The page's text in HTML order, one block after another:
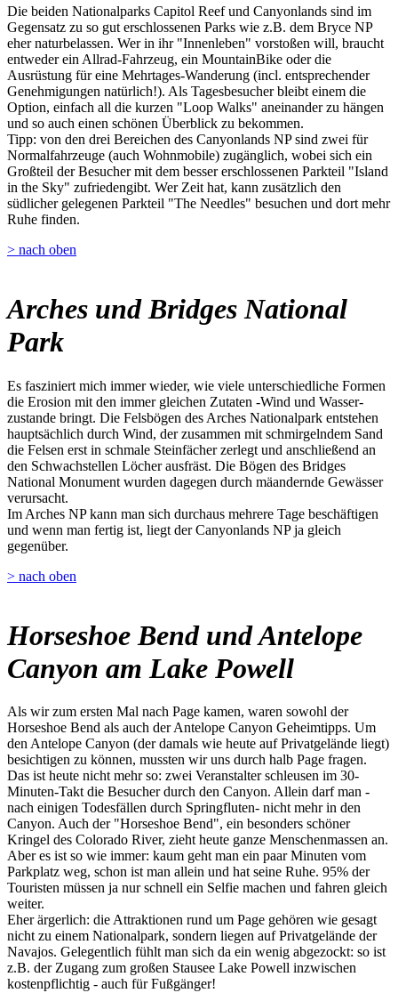
Die beiden Nationalparks Capitol Reef und Canyonlands sind im
Gegensatz zu so gut erschlossenen Parks wie z.B. dem Bryce NP
eher naturbelassen. Wer in ihr "Innenleben" vorstoßen will, braucht
entweder ein Allrad-Fahrzeug, ein MountainBike oder die
Ausrüstung für eine Mehrtages-Wanderung (incl. entsprechender
Genehmigungen natürlich!). Als Tagesbesucher bleibt einem die
Option, einfach all die kurzen "Loop Walks" aneinander zu hängen
und so auch einen schönen Überblick zu bekommen.
Tipp: von den drei Bereichen des Canyonlands NP sind zwei für
Normalfahrzeuge (auch Wohnmobile) zugänglich, wobei sich ein
Großteil der Besucher mit dem besser erschlossenen Parkteil "Island
in the Sky" zufriedengibt. Wer Zeit hat, kann zusätzlich den
südlicher gelegenen Parkteil "The Needles" besuchen und dort mehr
Ruhe finden.
> nach oben
Arches und Bridges National
Park
Es fasziniert mich immer wieder, wie viele unterschiedliche Formen
die Erosion mit den immer gleichen Zutaten -Wind und Wasser-
zustande bringt. Die Felsbögen des Arches Nationalpark entstehen
hauptsächlich durch Wind, der zusammen mit schmirgelndem Sand
die Felsen erst in schmale Steinfächer zerlegt und anschließend an
den Schwachstellen Löcher ausfräst. Die Bögen des Bridges
National Monument wurden dagegen durch mäandernde Gewässer
verursacht.
Im Arches NP kann man sich durchaus mehrere Tage beschäftigen
und wenn man fertig ist, liegt der Canyonlands NP ja gleich
gegenüber.
> nach oben
Horseshoe Bend und Antelope
Canyon am Lake Powell
Als wir zum ersten Mal nach Page kamen, waren sowohl der
Horseshoe Bend als auch der Antelope Canyon Geheimtipps. Um
den Antelope Canyon (der damals wie heute auf Privatgelände liegt)
besichtigen zu können, mussten wir uns durch halb Page fragen.
Das ist heute nicht mehr so: zwei Veranstalter schleusen im 30-
Minuten-Takt die Besucher durch den Canyon. Allein darf man -
nach einigen Todesfällen durch Springfluten- nicht mehr in den
Canyon. Auch der "Horseshoe Bend", ein besonders schöner
Kringel des Colorado River, zieht heute ganze Menschenmassen an.
Aber es ist so wie immer: kaum geht man ein paar Minuten vom
Parkplatz weg, schon ist man allein und hat seine Ruhe. 95% der
Touristen müssen ja nur schnell ein Selfie machen und fahren gleich
weiter.
Eher ärgerlich: die Attraktionen rund um Page gehören wie gesagt
nicht zu einem Nationalpark, sondern liegen auf Privatgelände der
Navajos. Gelegentlich fühlt man sich da ein wenig abgezockt: so ist
z.B. der Zugang zum großen Stausee Lake Powell inzwischen
kostenpflichtig - auch für Fußgänger!